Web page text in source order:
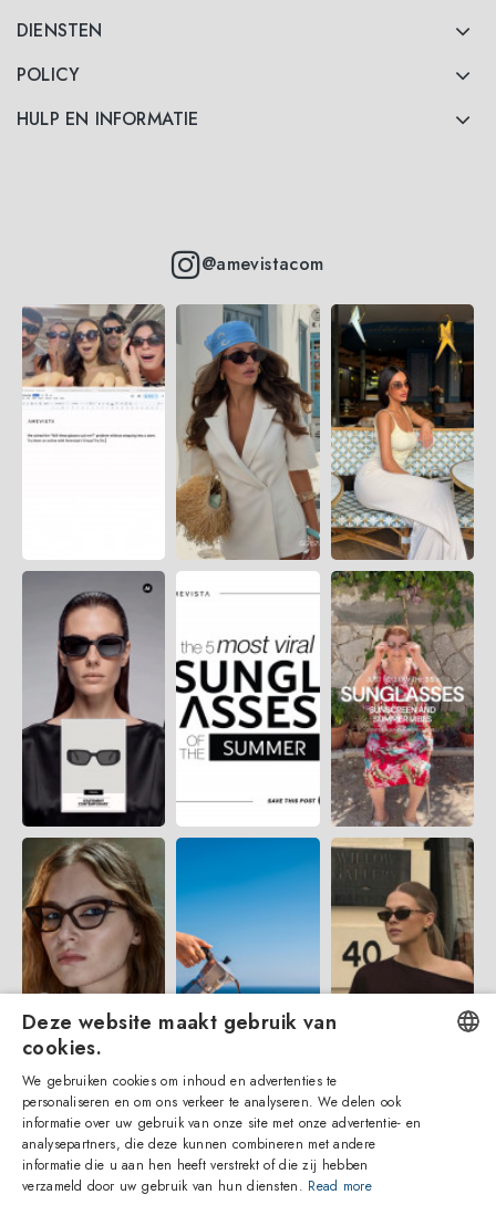
DIENSTEN
POLICY
HULP EN INFORMATIE
@amevistacom
ITALIAN
Deze website maakt gebruik van
cookies.
We gebruiken cookies om inhoud en advertenties te
personaliseren en om ons verkeer te analyseren. We delen ook
informatie over uw gebruik van onze site met onze advertentie- en
analysepartners, die deze kunnen combineren met andere
informatie die u aan hen heeft verstrekt of die zij hebben
verzameld door uw gebruik van hun diensten. Read more